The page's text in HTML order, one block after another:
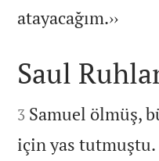
atayacağım.››

Saul

3 Samuel ölmüş,
için yas